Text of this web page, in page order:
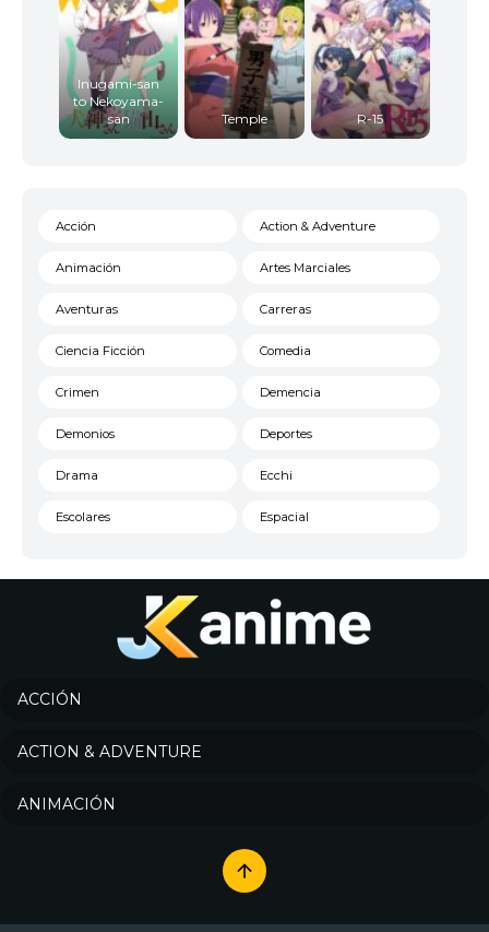
Inugami-san
to Nekoyama-
san
Temple R-15
Acción Action & Adventure
Animación Artes Marciales
Aventuras Carreras
Ciencia Ficción Comedia
Crimen Demencia
Demonios Deportes
Drama Ecchi
Escolares Espacial
Historico
Josei
Música
Romance
ACCIÓN
ACTION & ADVENTURE
ANIMACIÓN